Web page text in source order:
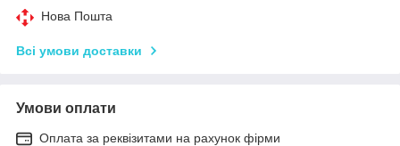
Нова Пошта
Всі умови доставки
Умови оплати
Оплата за реквізитами на рахунок фірми